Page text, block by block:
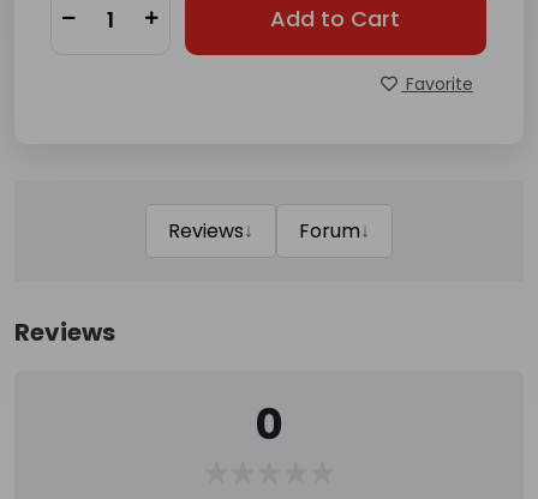
Add to Cart
Favorite
Reviews↓ Forum↓
Reviews
0